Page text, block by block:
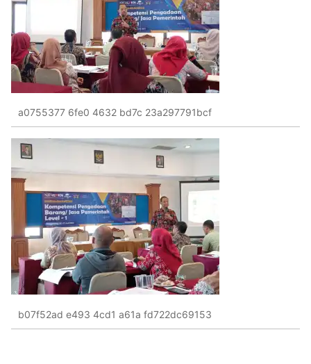
a0755377 6fe0 4632 bd7c 23a297791bcf
b07f52ad e493 4cd1 a61a fd722dc69153